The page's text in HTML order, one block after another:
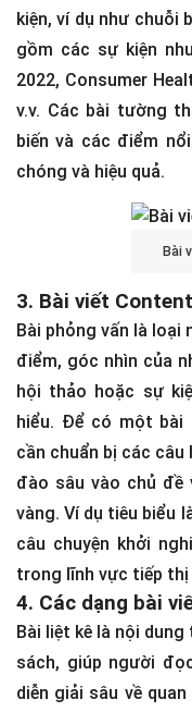
kiện, ví dụ như chuỗi
gồm các sự kiện
2022, Consumer
v.v. Các bài tường
biến và các điểm
chóng và hiệu quả.
Bài
3. Bài viết
Bài phỏng vấn là loại
điểm, góc nhìn của
hội thảo hoặc sự
hiểu. Để có một bài
cần chuẩn bị các
đào sâu vào chủ đề
vàng. Ví dụ tiêu biểu
câu chuyện khởi
trong lĩnh vực tiếp
4. Các dạng bài
Bài liệt kê là nội
sách, giúp người
diễn giải sâu về